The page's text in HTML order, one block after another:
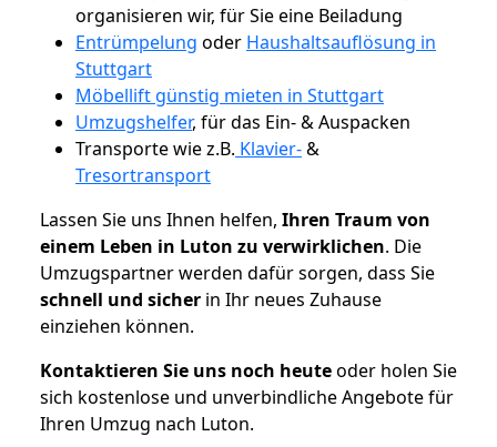
organisieren wir, für Sie eine Beiladung
Entrümpelung oder Haushaltsauflösung in
Stuttgart
Möbellift günstig mieten in Stuttgart
Umzugshelfer, für das Ein- & Auspacken
Transporte wie z.B. Klavier-&
Tresortransport
Lassen Sie uns Ihnen helfen, Ihren Traum von
einem Leben in Luton zu verwirklichen. Die
Umzugspartner werden dafür sorgen, dass Sie
schnell und sicher in Ihr neues Zuhause
einziehen können.
Kontaktieren Sie uns noch heuteoder holen Sie
sich kostenlose und unverbindliche Angebote für
Ihren Umzug nach Luton.